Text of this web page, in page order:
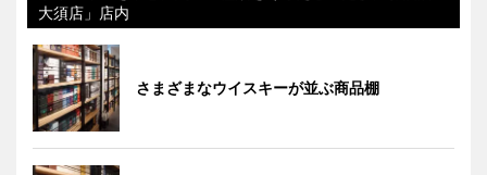
大須店」店内
さまざまなウイスキーが並ぶ商品棚